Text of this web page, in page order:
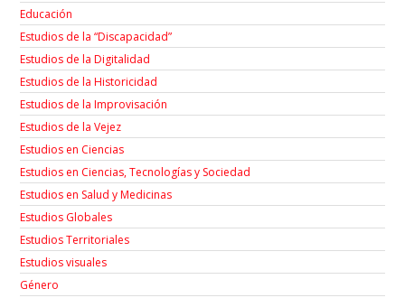
Educación
Estudios de la “Discapacidad”
Estudios de la Digitalidad
Estudios de la Historicidad
Estudios de la Improvisación
Estudios de la Vejez
Estudios en Ciencias
Estudios en Ciencias, Tecnologías y Sociedad
Estudios en Salud y Medicinas
Estudios Globales
Estudios Territoriales
Estudios visuales
Género